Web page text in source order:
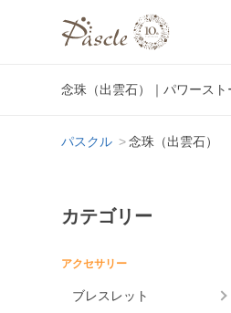
念珠（出雲石）｜パワース
パスクル 念珠（出雲石）
カテゴリー
アクセサリー
ブレスレット